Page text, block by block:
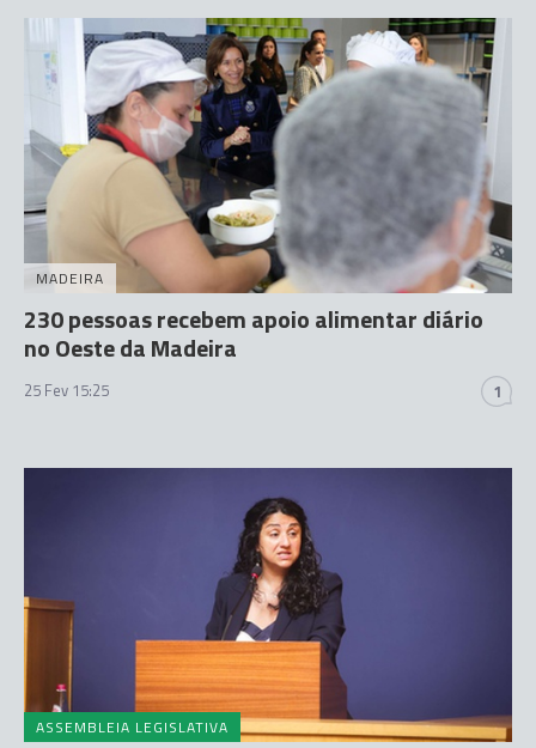
MADEIRA
230 pessoas recebem apoio alimentar diário
no Oeste da Madeira
25 Fev 15:25 1
ASSEMBLEIA LEGISLATIVA